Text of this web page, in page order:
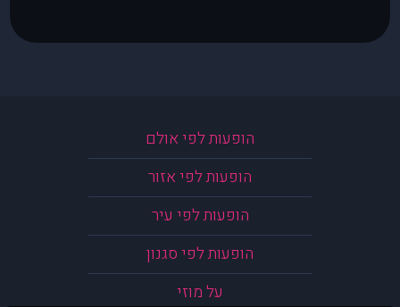
הופעות לפי אולם
הופעות לפי אזור
הופעות לפי עיר
הופעות לפי סגנון
על מוזי